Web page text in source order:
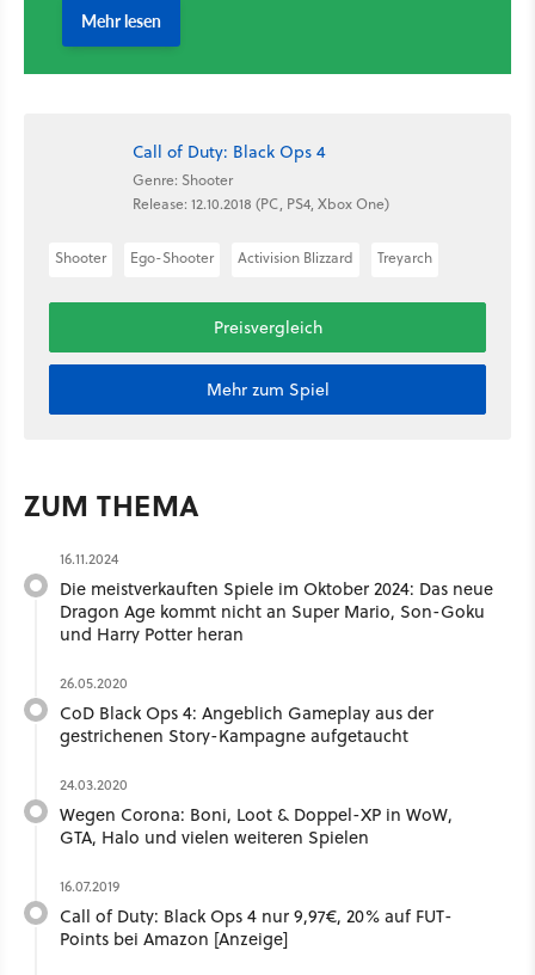
Call of Duty: Black Ops 4
Genre: Shooter
Release: 12.10.2018 (PC, PS4, Xbox One)
Shooter Ego-Shooter Activision Blizzard Treyarch
Preisvergleich
Mehr zum Spiel
ZUM THEMA
16.11.2024
Die meistverkauften Spiele im Oktober 2024: Das neue
Dragon Age kommt nicht an Super Mario, Son-Goku
und Harry Potter heran
26.05.2020
CoD Black Ops 4: Angeblich Gameplay aus der
gestrichenen Story-Kampagne aufgetaucht
24.03.2020
Wegen Corona: Boni, Loot & Doppel-XP in WoW,
GTA, Halo und vielen weiteren Spielen
16.07.2019
Call of Duty: Black Ops 4 nur 9,97€, 20% auf FUT-
Points bei Amazon [Anzeige]